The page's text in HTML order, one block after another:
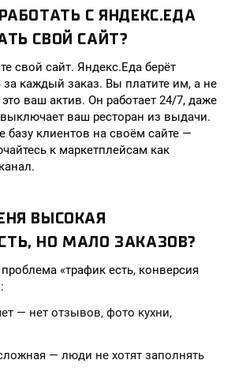
С ЯНДЕКС.ЕДА
СВОЙ САЙТ?
свой сайт. Яндекс.Еда берёт
каждый заказ. Вы платите им, а не
ваш актив. Он работает 24/7, даже
ваш ресторан из выдачи.
базу клиентов на своём сайте —
к маркетплейсам как
ВЫСОКАЯ
НО МАЛО ЗАКАЗОВ?
«трафик есть, конверсия
— нет отзывов, фото кухни,
— люди не хотят заполнять